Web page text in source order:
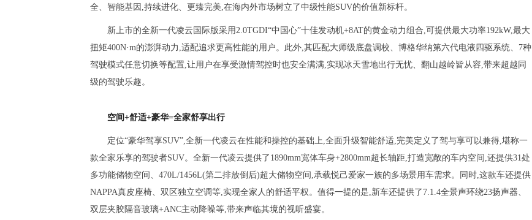
全、智能基因,持续进化、更臻完美,在海内外市场树立了中级性能SUV的价值新标杆。
新上市的全新一代凌云国际版采用2.0TGDI“中国心”十佳发动机+8AT的黄金动力组合,可提供最大功率192kW,最大
扭矩400N·m的澎湃动力,适配追求更高性能的用户。此外,其匹配大师级底盘调校、博格华纳第六代电液四驱系统、7种
驾驶模式任意切换等配置,让用户在享受激情驾控时也安全满满,实现冰天雪地出行无忧、翻山越岭皆从容,带来超越同
级的驾驶乐趣。
空间+舒适+豪华=全家舒享出行
定位“豪华驾享SUV”,全新一代凌云在性能和操控的基础上,全面升级智能舒适,完美定义了驾与享可以兼得,堪称一
款全家乐享的驾驶者SUV。全新一代凌云提供了1890mm宽体车身+2800mm超长轴距,打造宽敞的车内空间,还提供31处
多功能储物空间、470L/1456L(第二排放倒后)超大储物空间,承载悦己爱家一族的多场景用车需求。同时,这款车还提供
NAPPA真皮座椅、双区独立空调等,实现全家人的舒适平权。值得一提的是,新车还提供了7.1.4全景声环绕23扬声器、
双层夹胶隔音玻璃+ANC主动降噪等,带来声临其境的视听盛宴。